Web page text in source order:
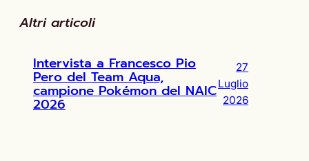
Altri articoli
Intervista a Francesco Pio
Pero del Team Aqua,
campione Pokémon del NAIC
2026
27
Luglio
2026